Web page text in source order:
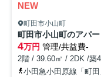
NEW
町田市小山町
町田市小山町のアパー
4万円 管理/共益費-
2階 / 39.60㎡ / 2DK /築
小田急小田原線「町田」駅